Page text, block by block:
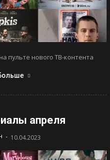
пульте нового ТВ-контента
апреля
- 10.04.2023